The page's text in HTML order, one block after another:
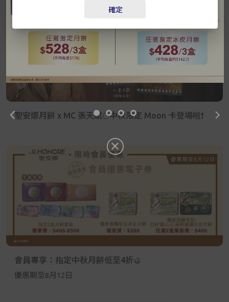
忘記密碼？
登入
成為 Cake Easy 會員
聖安娜月餅 x MC 張天賦🌕中秋限定 Moon 卡登場啦❗
會員專享：指定中秋月餅低至4折🥮
優惠期至8月12日
確定